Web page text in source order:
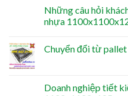
Những câu hỏi
nhựa
Chuyển đổi từ
Doanh nghiệp tiết